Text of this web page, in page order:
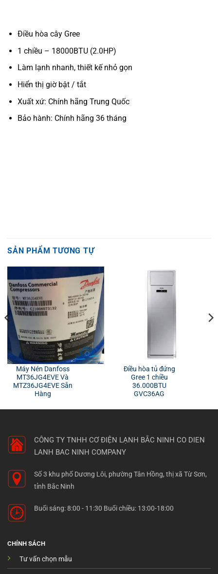
Điều hòa cây Gree
1 chiều – 18000BTU (2.0HP)
Làm lạnh nhanh, thiết kế nhỏ gọn
Hiển thị giờ bật / tắt
Xuất xứ: Chính hãng Trung Quốc
Bảo hành: Chính hãng 36 tháng
SẢN PHẨM TƯƠNG TỰ
Máy Nén Danfoss
MT36JG4EVE Và
MTZ36JG4EVE Sẵn
Hàng
Điều hòa tủ đứng
Gree 1 chiều
36.000BTU
GVC36AG
CÔNG TY TNHH CƠ ĐIỆN LẠNH BẮC NINH CO DIEN
LANH BAC NINH COMPANY
Số 3 khu phố Dương Lôi, phường Tân Hồng, thị xã Từ Sơn,
tỉnh Bắc Ninh
Buổi sáng: 8:00 - 11:30 Buổi chiều: 13:00-18:00
CHÍNH SÁCH
Tư vấn chọn mẫu